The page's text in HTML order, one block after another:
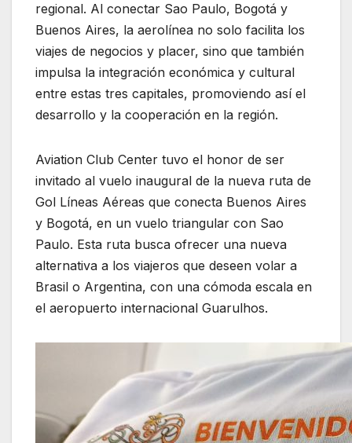
regional. Al conectar Sao Paulo, Bogotá y
Buenos Aires, la aerolínea no solo facilita los
viajes de negocios y placer, sino que también
impulsa la integración económica y cultural
entre estas tres capitales, promoviendo así el
desarrollo y la cooperación en la región.
Aviation Club Center tuvo el honor de ser
invitado al vuelo inaugural de la nueva ruta de
Gol Líneas Aéreas que conecta Buenos Aires
y Bogotá, en un vuelo triangular con Sao
Paulo. Esta ruta busca ofrecer una nueva
alternativa a los viajeros que deseen volar a
Brasil o Argentina, con una cómoda escala en
el aeropuerto internacional Guarulhos.